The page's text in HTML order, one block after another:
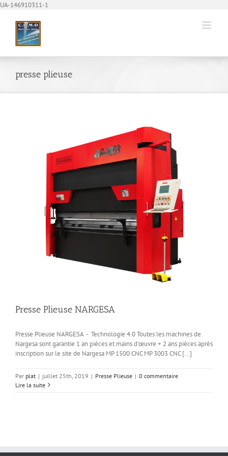
UA-146910311-1
presse plieuse
Presse Plieuse NARGESA
Presse Plieuse NARGESA - Technologie 4.0 Toutes les machines de
Nargesa sont garantie 1 an pièces et mains d’œuvre + 2 ans pièces après
inscription sur le site de Nargesa MP 1500 CNC MP 3003 CNC [...]
Par plat | juillet 25th, 2019 | Presse Plieuse | 0 commentaire
Lire la suite